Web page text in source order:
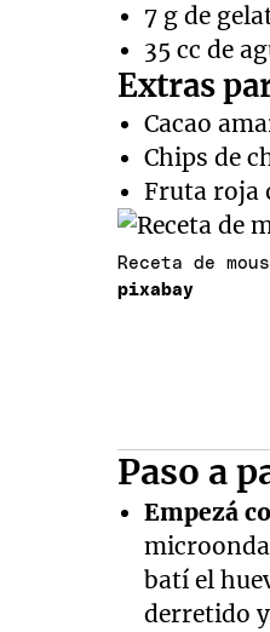
7 g de
35 cc de
Extras
Cacao
Chips de
Fruta roja
Receta de
pixabay
Paso a
Empezá
batí el
derretido